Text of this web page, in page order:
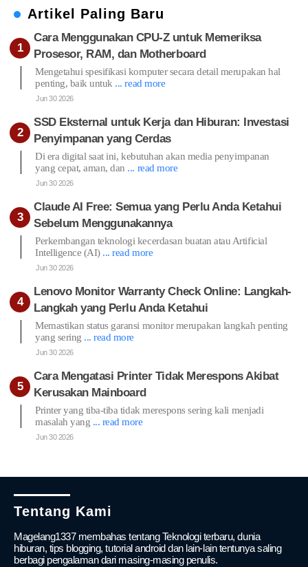
Artikel Paling Baru
Cara Menggunakan CPU-Z untuk Memeriksa
Prosesor, RAM, dan Motherboard
Mengetahui spesifikasi komputer secara detail merupakan hal
penting, baik untuk ... read more
Jun 30 2026
SSD Eksternal untuk Kerja dan Hiburan: Investasi
Penyimpanan yang Cerdas
Di era digital saat ini, kebutuhan akan media penyimpanan
yang cepat, aman, dan ... read more
Jun 30 2026
Claude AI Free: Semua yang Perlu Anda Ketahui
Sebelum Menggunakannya
Perkembangan teknologi kecerdasan buatan atau Artificial
Intelligence (AI) ... read more
Jun 30 2026
Lenovo Monitor Warranty Check Online: Langkah-
Langkah yang Perlu Anda Ketahui
Memastikan status garansi monitor merupakan langkah penting
yang sering ... read more
Jun 30 2026
Cara Mengatasi Printer Tidak Merespons Akibat
Kerusakan Mainboard
Printer yang tiba-tiba tidak merespons sering kali menjadi
masalah yang ... read more
Jun 30 2026
Tentang Kami
Magelang1337 membahas tentang Teknologi terbaru, dunia
hiburan, tips blogging, tutorial android dan lain-lain tentunya saling
berbagi pengalaman dari masing-masing penulis.